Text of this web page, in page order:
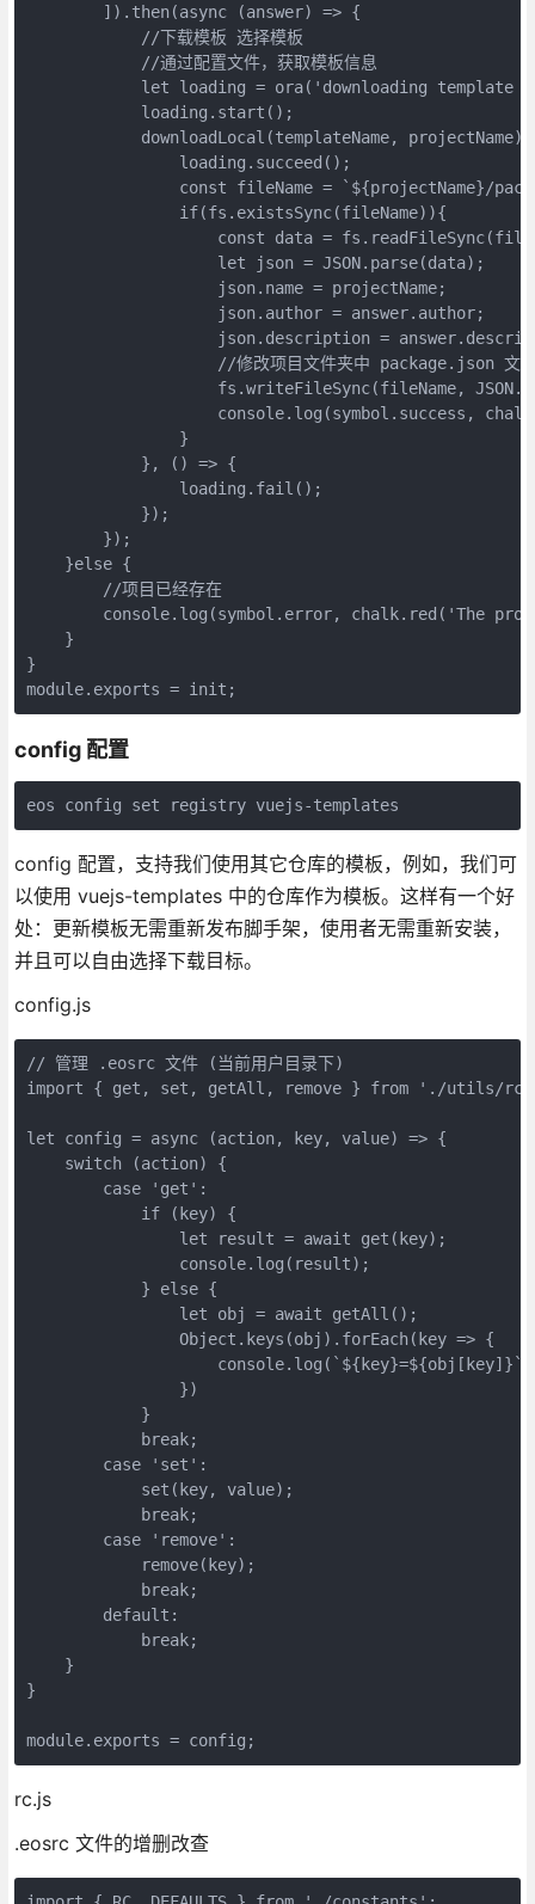
        ]).then(async (answer) => {
            //下载模板 选择模板
            //通过配置文件，获取模板信息
let loading = ora('downloading template
            loading.start();
downloadLocal(templateName,
                loading.succeed();
const fileName = `${projectName}/
                if(fs.existsSync(fileName)){
const data =
                    let json = JSON.parse(data);
                    json.name = projectName;
                    json.author = answer.author;
json.description =
//修改项目文件夹中 package.json 文
fs.writeFileSync(fileName,
console.log(symbol.success,
                }
            }, () => {
                loading.fail();
            });
        });
    }else {
        //项目已经存在
console.log(symbol.error, chalk.red('The
    }
}
module.exports = init;
config 配置
eos config set registry vuejs-templates
config 配置，支持我们使用其它仓库的模板，例如，我们可
以使用 vuejs-templates 中的仓库作为模板。这样有一个好
处：更新模板无需重新发布脚手架，使用者无需重新安装，
并且可以自由选择下载目标。
config.js
// 管理 .eosrc 文件 (当前用户目录下)
import { get, set, getAll, remove } from './utils/
let config = async (action, key, value) => {
    switch (action) {
        case 'get':
            if (key) {
                let result = await get(key);
                console.log(result);
            } else {
                let obj = await getAll();
                Object.keys(obj).forEach(key => {
                })
            }
            break;
        case 'set':
            set(key, value);
            break;
        case 'remove':
            remove(key);
            break;
        default:
            break;
    }
}
module.exports = config;
rc.js
.eosrc 文件的增删改查